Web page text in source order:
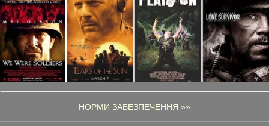
НОРМИ ЗАБЕЗПЕЧЕННЯ »»